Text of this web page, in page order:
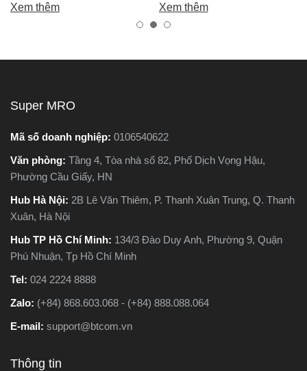
nhiên, trên thị trường hiện
nay có hai dòng phổ biến là
bài viết này, Super MRO sẽ
giúp bạn hiểu rõ sự khác
điểm và tư vấn chọn lựa
loại máy phù hợp nhất với
nhu cầu sử dụng thực tế.
Xem thêm
tốt, bền, hoạt động ổn định,
tránh hàng giả, hàng kém
Xem thêm
Super MRO
Mã số doanh nghiệp: 0106540622
Văn phòng: Tầng 4, Tòa nhà số 82, Phố Dịch Vọng Hậu,
Phường Cầu Giấy, HN
Hub Hà Nội: 2B Lê Văn Thiêm, P. Thanh Xuân Trung, Q. Thanh
Xuân, Hà Nội
Hub TP Hồ Chí Minh: 134/3 Đào Duy Anh, Phường 9, Quận
Phú Nhuận, Tp Hồ Chí Minh
Tel: 024 2224 8888
Zalo: (+84) 868.603.068 - (+84) 888.088.064
E-mail: support@btcom.vn
Thông tin